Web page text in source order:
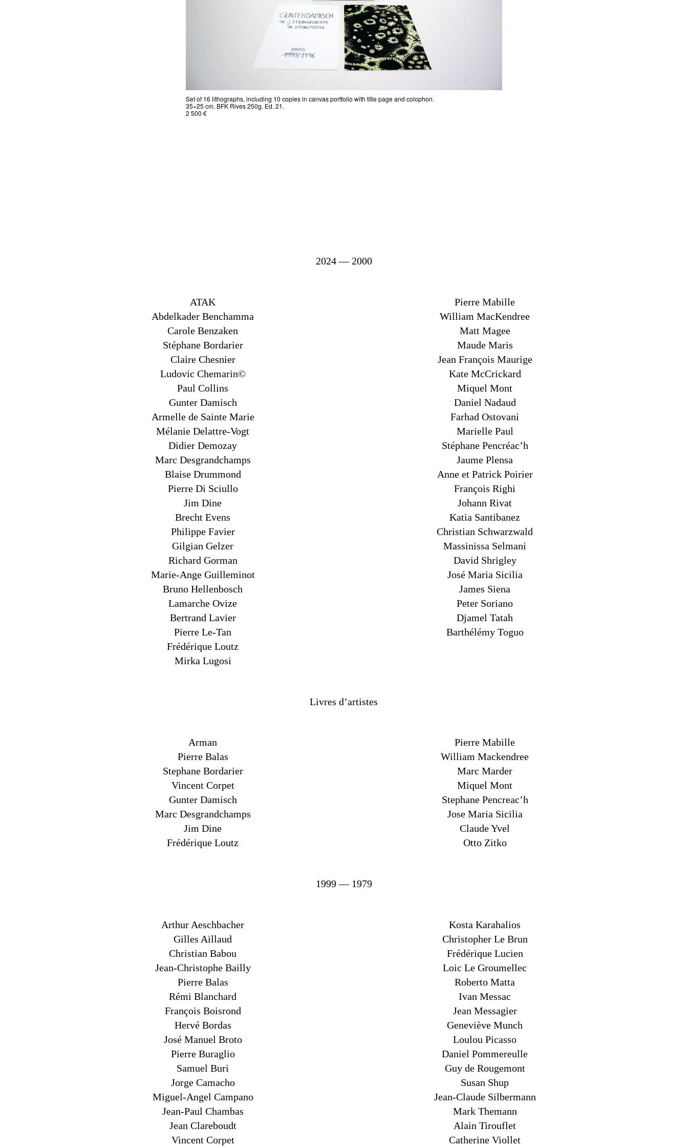
Set of 16 lithographs, including 10 copies in canvas portfolio with title page and colophon.
35×25 cm. BFK Rives 250g. Ed. 21.
2 500 €
2024 — 2000
ATAK
Abdelkader Benchamma
Carole Benzaken
Stéphane Bordarier
Claire Chesnier
Ludovic Chemarin©
Paul Collins
Gunter Damisch
Armelle de Sainte Marie
Mélanie Delattre-Vogt
Didier Demozay
Marc Desgrandchamps
Blaise Drummond
Pierre Di Sciullo
Jim Dine
Brecht Evens
Philippe Favier
Gilgian Gelzer
Richard Gorman
Marie-Ange Guilleminot
Bruno Hellenbosch
Lamarche Ovize
Bertrand Lavier
Pierre Le-Tan
Frédérique Loutz
Mirka Lugosi
Pierre Mabille
William MacKendree
Matt Magee
Maude Maris
Jean François Maurige
Kate McCrickard
Miquel Mont
Daniel Nadaud
Farhad Ostovani
Marielle Paul
Stéphane Pencréac’h
Jaume Plensa
Anne et Patrick Poirier
François Righi
Johann Rivat
Katia Santibanez
Christian Schwarzwald
Massinissa Selmani
David Shrigley
José Maria Sicilia
James Siena
Peter Soriano
Djamel Tatah
Barthélémy Toguo
Livres d’artistes
Arman
Pierre Balas
Stephane Bordarier
Vincent Corpet
Gunter Damisch
Marc Desgrandchamps
Jim Dine
Frédérique Loutz
Pierre Mabille
William Mackendree
Marc Marder
Miquel Mont
Stephane Pencreac’h
Jose Maria Sicilia
Claude Yvel
Otto Zitko
1999 — 1979
Arthur Aeschbacher
Gilles Aillaud
Christian Babou
Jean-Christophe Bailly
Pierre Balas
Rémi Blanchard
François Boisrond
Hervé Bordas
José Manuel Broto
Pierre Buraglio
Samuel Buri
Jorge Camacho
Miguel-Angel Campano
Jean-Paul Chambas
Jean Clareboudt
Vincent Corpet
Kosta Karahalios
Christopher Le Brun
Frédérique Lucien
Loic Le Groumellec
Roberto Matta
Ivan Messac
Jean Messagier
Geneviève Munch
Loulou Picasso
Daniel Pommereulle
Guy de Rougemont
Susan Shup
Jean-Claude Silbermann
Mark Themann
Alain Tirouflet
Catherine Viollet